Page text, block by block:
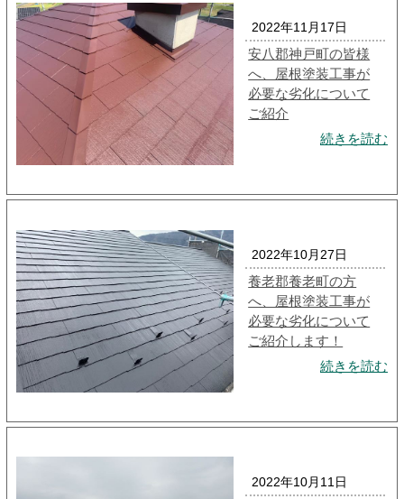
2022年11月17日
安八郡神戸町の皆様
へ、屋根塗装工事が
必要な劣化について
ご紹介
続きを読む
2022年10月27日
養老郡養老町の方
へ、屋根塗装工事が
必要な劣化について
ご紹介します！
続きを読む
2022年10月11日